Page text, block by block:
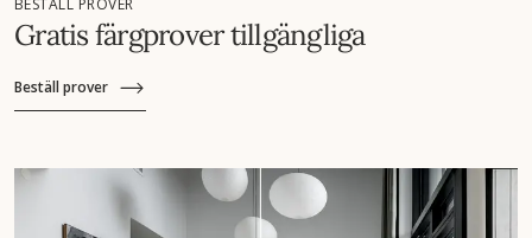
BESTÄLL PROVER
Gratis färgprover tillgängliga
Beställ prover